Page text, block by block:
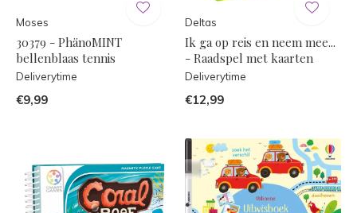
Moses
30379 - PhänoMINT
bellenblaas tennis
Deliverytime
€9,99
Deltas
Ik ga op reis en neem mee...
- Raadspel met kaarten
Deliverytime
€12,99